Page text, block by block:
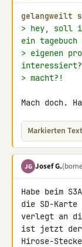
gelangweilt
> hey, soll
ein tagebuch
> eigenen
interessiert?
> macht?!
Mach doch.
Markierten
JG Josef G.
Habe beim
die SD-Karte
verlegt an
ist jetzt der
Hirose-